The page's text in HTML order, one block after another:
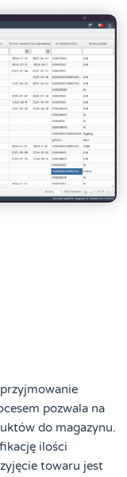
pozwala na
do magazynu.
ilości
towaru jest